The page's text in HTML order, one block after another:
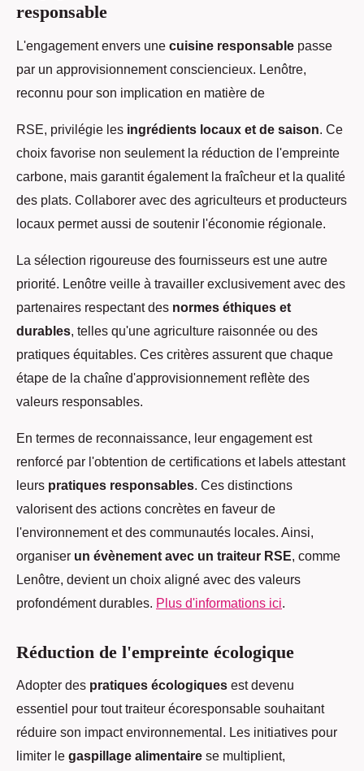
responsable
L'engagement envers une cuisine responsable passe
par un approvisionnement consciencieux. Lenôtre,
reconnu pour son implication en matière de
RSE, privilégie les ingrédients locaux et de saison . Ce
choix favorise non seulement la réduction de l'empreinte
carbone, mais garantit également la fraîcheur et la qualité
des plats. Collaborer avec des agriculteurs et producteurs
locaux permet aussi de soutenir l'économie régionale.
La sélection rigoureuse des fournisseurs est une autre
priorité. Lenôtre veille à travailler exclusivement avec des
partenaires respectant des normes éthiques et
durables , telles qu'une agriculture raisonnée ou des
pratiques équitables. Ces critères assurent que chaque
étape de la chaîne d'approvisionnement reflète des
valeurs responsables.
En termes de reconnaissance, leur engagement est
renforcé par l'obtention de certifications et labels attestant
leurs pratiques responsables . Ces distinctions
valorisent des actions concrètes en faveur de
l'environnement et des communautés locales. Ainsi,
organiser un évènement avec un traiteur RSE , comme
Lenôtre, devient un choix aligné avec des valeurs
profondément durables. Plus d'informations ici
Réduction de l'empreinte écologique
Adopter des pratiques écologiques est devenu
essentiel pour tout traiteur écoresponsable souhaitant
réduire son impact environnemental. Les initiatives pour
limiter le gaspillage alimentaire se multiplient,